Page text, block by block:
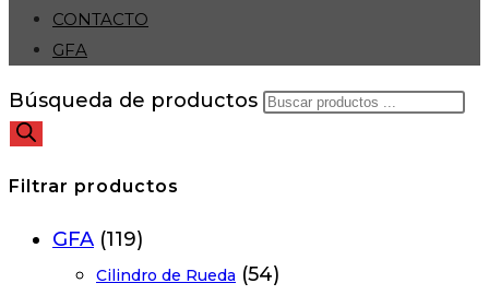
CONTACTO
GFA
Búsqueda de productos
Filtrar productos
GFA (119)
Cilindro de Rueda (54)